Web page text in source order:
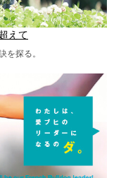
えて
を探る。